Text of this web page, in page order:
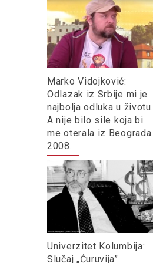
Marko Vidojković:
Odlazak iz Srbije mi je
najbolja odluka u životu.
A nije bilo sile koja bi
me oterala iz Beograda
2008.
Univerzitet Kolumbija:
Slučaj „Ćuruvija”